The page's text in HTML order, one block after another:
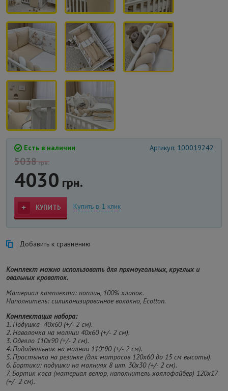
Есть в наличии Артикул: 100019242
5038грн.
4030 грн.
КУПИТЬ Купить в 1 клик
Добавить к сравнению
Комплект можно использовать для прямоугольных, круглых и
овальных кроваток.
Материал комплекта: поплин, 100% хлопок.
Наполнитель: cиликонизированноеволокно, Ecotton.
Комплектация набора:
1. Подушка 40х60 (+/- 2 см).
2. Наволочка на молнии 40х60 (+/- 2 см).
3. Одеяло 110х90 (+/- 2 см).
4. Пододеяльник на молнии 110*90 (+/- 2 см).
5. Простынка на резинке (для матрасов 120х60 до 15 см высоты).
6. Бортики: подушки на молниях 8 шт. 30х30 (+/- 2 см).
7. Бортик коса (материал велюр, наполнитель холлофайбер) 120х17
(+/- 2 см).